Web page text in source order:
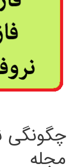
چگونگی
مجله